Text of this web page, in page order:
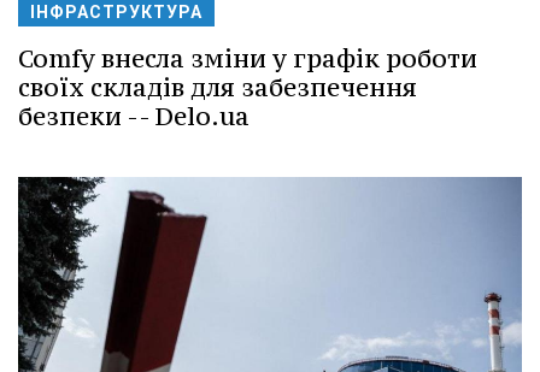
ІНФРАСТРУКТУРА
Comfy внесла зміни у графік роботи
своїх складів для забезпечення
безпеки -- Delo.ua